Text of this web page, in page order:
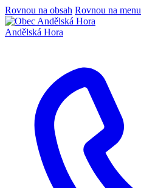
Rovnou na obsah Rovnou na menu
Andělská Hora